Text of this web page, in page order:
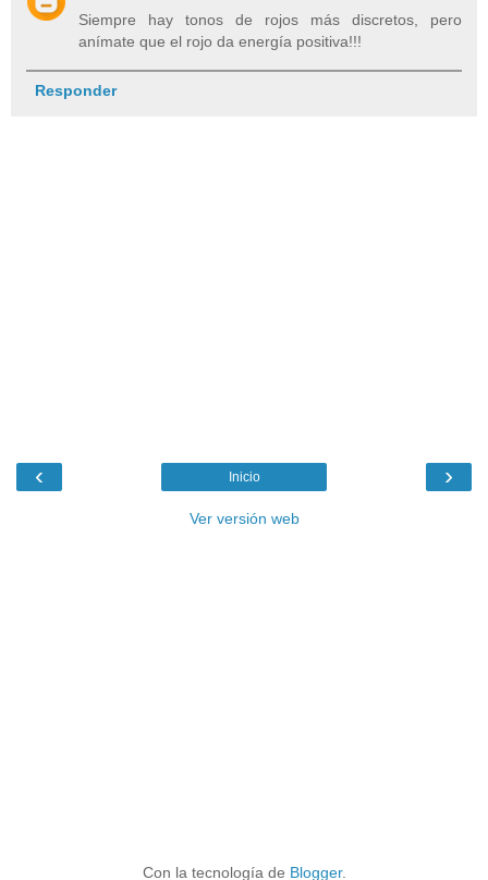
Siempre hay tonos de rojos más discretos, pero
anímate que el rojo da energía positiva!!!
Responder
‹ ›
Inicio
Ver versión web
Con la tecnología de Blogger.